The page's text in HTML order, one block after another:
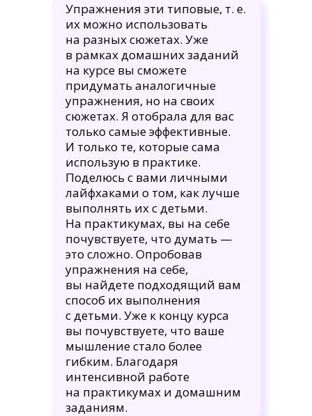
Упражнения эти типовые, т. е.
их можно использовать
на разных сюжетах. Уже
в рамках домашних заданий
на курсе вы сможете
придумать аналогичные
упражнения, но на своих
сюжетах. Я отобрала для вас
только самые эффективные.
И только те, которые сама
использую в практике.
Поделюсь с вами личными
лайфхаками о том, как лучше
выполнять их с детьми.
На практикумах, вы на себе
почувствуете, что думать —
это сложно. Опробовав
упражнения на себе,
вы найдете подходящий вам
способ их выполнения
с детьми. Уже к концу курса
вы почувствуете, что ваше
мышление стало более
гибким. Благодаря
интенсивной работе
на практикумах и домашним
заданиям.